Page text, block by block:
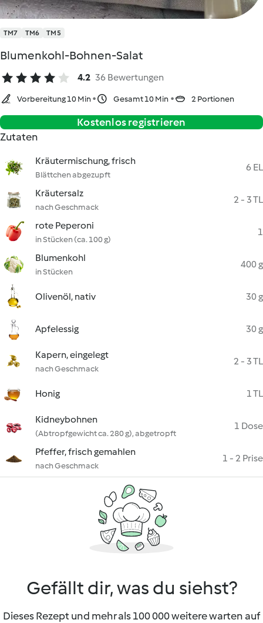
TM7 TM6 TM5
Blumenkohl-Bohnen-Salat
4.2 36 Bewertungen
Vorbereitung 10 Min Gesamt 10 Min 2 Portionen
Kostenlos registrieren
Zutaten
Kräutermischung, frisch
Blättchen abgezupft
6 EL
Kräutersalz
nach Geschmack
2 - 3 TL
rote Peperoni
in Stücken (ca. 100 g)
1
Blumenkohl
in Stücken
400 g
Olivenöl, nativ 30 g
Apfelessig 30 g
Kapern, eingelegt
nach Geschmack
2 - 3 TL
Honig 1 TL
Kidneybohnen
(Abtropfgewicht ca. 280 g), abgetropft
1 Dose
Pfeffer, frisch gemahlen
nach Geschmack
1 - 2 Prise
Gefällt dir, was du siehst?
Dieses Rezept und mehr als 100 000 weitere warten auf